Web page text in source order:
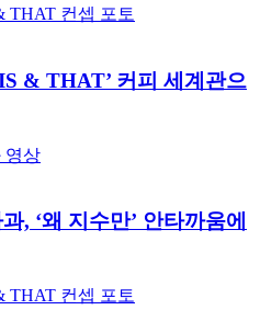
& THAT’ 커피 세계관으
, ‘왜 지수만’ 안타까움에